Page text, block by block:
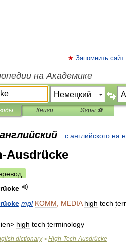
Запомнить сайт
на Академике
Книги Игры ⚽
с английского на
Ausdrücke
mpl KOMM MEDIA high tech
> high tech terminology
dictionary> High-Tech-Ausdrücke